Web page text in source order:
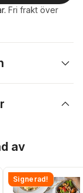
. Fri frakt över
av
Signerad!